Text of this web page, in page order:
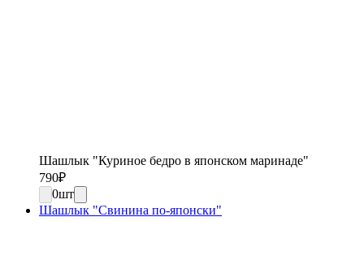
Шашлык "Куриное бедро в японском маринаде"
790₽
0шт
Шашлык "Свинина по-японски"